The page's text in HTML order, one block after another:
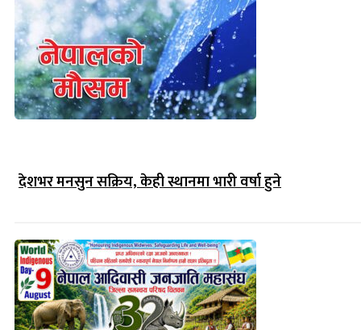
देशभर मनसुन सक्रिय, केही स्थानमा भारी वर्षा हुने